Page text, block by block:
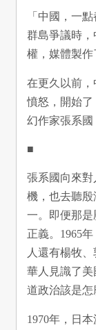
「中國，一
群島爭議時
權，媒體製作
在更久以前
憤怒，開始
幻作家張系國
■
張系國向來
機，也去聽
一。即便那
正義。1965
人還有楊牧
華人見識了
道政治該是怎
1970年，日